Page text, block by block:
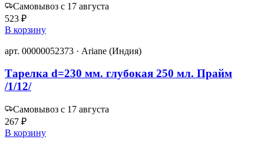
Самовывоз с 17 августа
523 ₽
В корзину
арт. 00000052373 · Ariane (Индия)
Тарелка d=230 мм. глубокая 250 мл. Прайм
/1/12/
Самовывоз с 17 августа
267 ₽
В корзину